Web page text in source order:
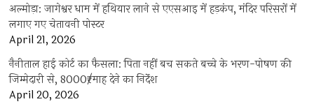
अल्मोड़ा: जागेश्वर धाम में हथियार लाने से एएसआइ में हड़कंप, मंदिर परिसरों में
लगाए गए चेतावनी पोस्टर
April 21, 2026
नैनीताल हाई कोर्ट का फैसला: पिता नहीं बच सकते बच्चे के भरण-पोषण की
जिम्मेदारी से, 8000₹/माह देने का निर्देश
April 20, 2026